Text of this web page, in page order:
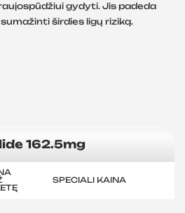
gydyti. Jis padeda
širdies ligų riziką.
162.5mg
SPECIALI KAINA